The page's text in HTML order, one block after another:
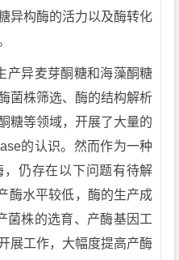
异构酶的活力以及酶转化
产异麦芽酮糖和海藻酮糖
菌株筛选、酶的结构解析
糖等领域，开展了大量的
的认识。然而作为一种
仍存在以下问题有待解
酶水平较低，酶的生产成
菌株的选育、产酶基因工
展工作，大幅度提高产酶